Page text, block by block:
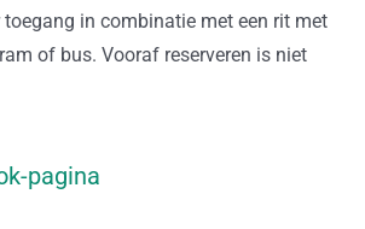
in combinatie met een rit met
of bus. Vooraf reserveren is niet
pagina